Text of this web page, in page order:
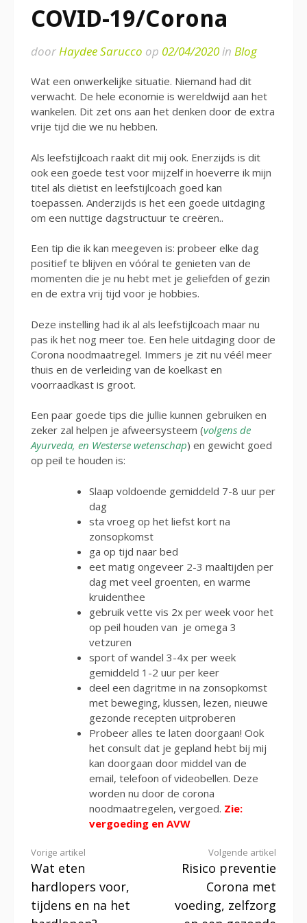
COVID-19/Corona
doorHaydee Sarucco op 02/04/2020in Blog
Wat een onwerkelijke situatie. Niemand had dit
verwacht. De hele economie is wereldwijd aan het
wankelen. Dit zet ons aan het denken door de extra
vrije tijd die we nu hebben.
Als leefstijlcoach raakt dit mij ook. Enerzijds is dit
ook een goede test voor mijzelf in hoeverre ik mijn
titel als diëtist en leefstijlcoach goed kan
toepassen. Anderzijds is het een goede uitdaging
om een nuttige dagstructuur te creëren..
Een tip die ik kan meegeven is: probeer elke dag
positief te blijven en vóóral te genieten van de
momenten die je nu hebt met je geliefden of gezin
en de extra vrij tijd voor je hobbies.
Deze instelling had ik al als leefstijlcoach maar nu
pas ik het nog meer toe. Een hele uitdaging door de
Corona noodmaatregel. Immers je zit nu véél meer
thuis en de verleiding van de koelkast en
voorraadkast is groot.
Een paar goede tips die jullie kunnen gebruiken en
zeker zal helpen je afweersysteem (volgens de
Ayurveda, en Westerse wetenschap) en gewicht goed
op peil te houden is:
Slaap voldoende gemiddeld 7-8 uur per
dag
sta vroeg op het liefst kort na
zonsopkomst
ga op tijd naar bed
eet matig ongeveer 2-3 maaltijden per
dag met veel groenten, en warme
kruidenthee
gebruik vette vis 2x per week voor het
op peil houden van je omega 3
vetzuren
sport of wandel 3-4x per week
gemiddeld 1-2 uur per keer
deel een dagritme in na zonsopkomst
met beweging, klussen, lezen, nieuwe
gezonde recepten uitproberen
Probeer alles te laten doorgaan! Ook
het consult dat je gepland hebt bij mij
kan doorgaan door middel van de
email, telefoon of videobellen. Deze
worden nu door de corona
noodmaatregelen, vergoed. Zie:
vergoeding en AVW
Verder
lezen
Vorige artikel
Wat eten
hardlopers voor,
tijdens en na het
Volgende artikel
Risico preventie
Corona met
voeding, zelfzorg